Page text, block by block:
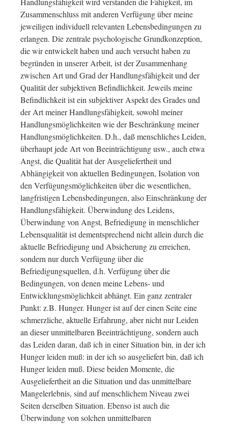
Zusammenschluss mit anderen Verfügung über meine
jeweiligen individuell relevanten Lebensbedingungen zu
erlangen. Die zentrale psychologische Grundkonzeption,
die wir entwickelt haben und auch versucht haben zu
begründen in unserer Arbeit, ist der Zusammenhang
zwischen Art und Grad der Handlungsfähigkeit und der
Qualität der subjektiven Befindlichkeit. Jeweils meine
Befindlichkeit ist ein subjektiver Aspekt des Grades und
der Art meiner Handlungsfähigkeit, sowohl meiner
Handlungsmöglichkeiten wie der Beschränkung meiner
Handlungsmöglichkeiten. D.h., daß menschliches Leiden,
überhaupt jede Art von Beeinträchtigung usw., auch etwa
Angst, die Qualität hat der Ausgeliefertheit und
Abhängigkeit von aktuellen Bedingungen, Isolation von
den Verfügungsmöglichkeiten über die wesentlichen,
langfristigen Lebensbedingungen, also Einschränkung der
Handlungsfähigkeit. Überwindung des Leidens,
Überwindung von Angst, Befriedigung in menschlicher
Lebensqualität ist dementsprechend nicht allein durch die
aktuelle Befriedigung und Absicherung zu erreichen,
sondern nur durch Verfügung über die
Befriedigungsquellen, d.h. Verfügung über die
Bedingungen, von denen meine Lebens- und
Entwicklungsmöglichkeit abhängt. Ein ganz zentraler
Punkt: z.B. Hunger. Hunger ist auf der einen Seite eine
schmerzliche, aktuelle Erfahrung, aber nicht nur Leiden
an dieser unmittelbaren Beeinträchtigung, sondern auch
das Leiden daran, daß ich in einer Situation bin, in der ich
Hunger leiden muß: in der ich so ausgeliefert bin, daß ich
Hunger leiden muß. Diese beiden Momente, die
Ausgeliefertheit an die Situation und das unmittelbare
Mangelerlebnis, sind auf menschlichem Niveau zwei
Seiten derselben Situation. Ebenso ist auch die
Überwindung von solchen unmittelbaren